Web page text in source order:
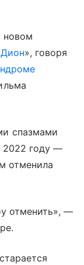
новом
», говоря
спазмами
2022 году —
отменила
отменить», —